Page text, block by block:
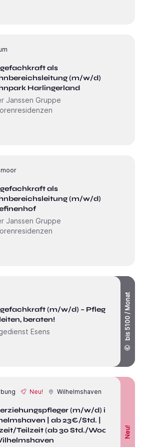
als
(m/w/d)
Harlingerland
Janssen Gruppe
als
(m/w/d)
Janssen Gruppe
(m/w/d) – Pflegen,
beraten!
Esens
bis 5100 / Monat
Neu! Wilhelmshaven
(m/w/d) in
| ab 23€/Std. |
Teilzeit (ab 30 Std./Woche)
Neu!